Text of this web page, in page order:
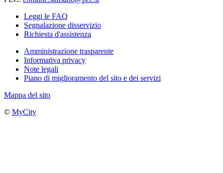
Leggi le FAQ
Segnalazione disservizio
Richiesta d'assistenza
Amministrazione trasparente
Informativa privacy
Note legali
Piano di miglioramento del sito e dei servizi
Mappa del sito
© MyCity